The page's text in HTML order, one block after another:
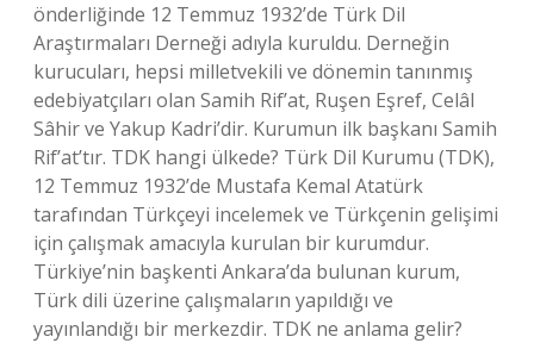
önderliğinde 12 Temmuz 1932’de Türk Dil
Araştırmaları Derneği adıyla kuruldu. Derneğin
kurucuları, hepsi milletvekili ve dönemin tanınmış
edebiyatçıları olan Samih Rif’at, Ruşen Eşref, Celâl
Sâhir ve Yakup Kadri’dir. Kurumun ilk başkanı Samih
Rif’at’tır. TDK hangi ülkede? Türk Dil Kurumu (TDK),
12 Temmuz 1932’de Mustafa Kemal Atatürk
tarafından Türkçeyi incelemek ve Türkçenin gelişimi
için çalışmak amacıyla kurulan bir kurumdur.
Türkiye’nin başkenti Ankara’da bulunan kurum,
Türk dili üzerine çalışmaların yapıldığı ve
yayınlandığı bir merkezdir. TDK ne anlama gelir?